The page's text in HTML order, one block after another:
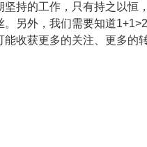
坚持的工作，只有持之以恒
另外，我们需要知道
收获更多的关注、更多的转